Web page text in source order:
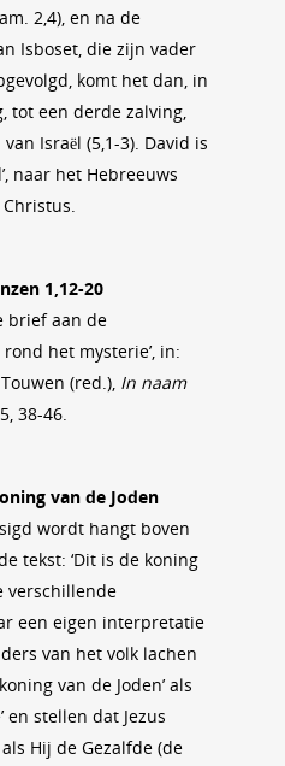
2,4), en na de
Isboset, die zijn vader
komt het dan, in
tot een derde zalving,
Israël (5,1-3). David is
naar het Hebreeuws
1,12-20
brief aan de
het mysterie’, in:
(red.), In naam
38-46.
van de Joden
wordt hangt boven
tekst: ‘Dit is de koning
verschillende
een eigen interpretatie
van het volk lachen
van de Joden’ als
en stellen dat Jezus
Hij de Gezalfde (de